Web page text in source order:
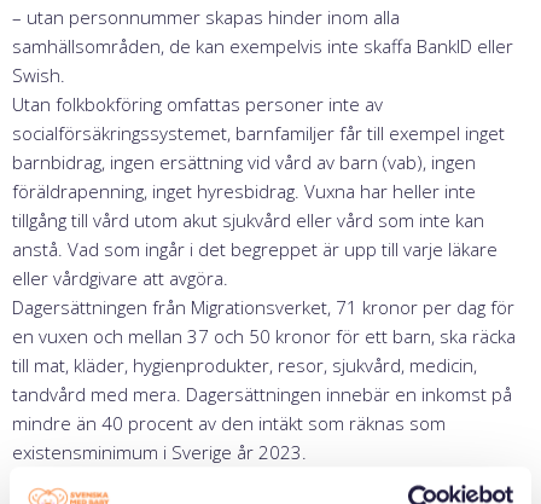
– utan personnummer skapas hinder inom alla
samhällsområden, de kan exempelvis inte skaffa BankID eller
Swish.
Utan folkbokföring omfattas personer inte av
socialförsäkringssystemet, barnfamiljer får till exempel inget
barnbidrag, ingen ersättning vid vård av barn (vab), ingen
föräldrapenning, inget hyresbidrag. Vuxna har heller inte
tillgång till vård utom akut sjukvård eller vård som inte kan
anstå. Vad som ingår i det begreppet är upp till varje läkare
eller vårdgivare att avgöra.
Dagersättningen från Migrationsverket, 71 kronor per dag för
en vuxen och mellan 37 och 50 kronor för ett barn, ska räcka
till mat, kläder, hygienprodukter, resor, sjukvård, medicin,
tandvård med mera. Dagersättningen innebär en inkomst på
mindre än 40 procent av den intäkt som räknas som
existensminimum i Sverige år 2023.
En ensamstående
kvinna som flytt från Ukraina med sina